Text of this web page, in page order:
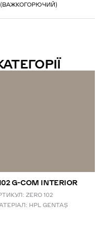
(ВАЖКОГОРЮЧИЙ)
G-COM INTERIOR
ZERO 102
HPL GENTAŞ